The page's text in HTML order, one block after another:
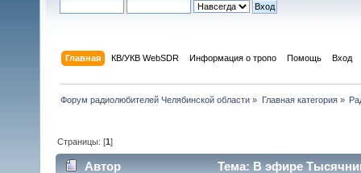
Главная КВ/УКВ WebSDR Информация о тропо Помощь Вход
Форум радиолюбителей Челябинской области » Главная категория»
Страницы: [1]
Автор Тема: В эфире